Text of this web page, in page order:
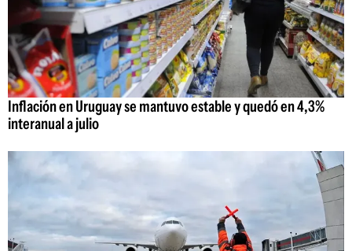
Inflación en Uruguay se mantuvo estable y quedó en 4,3%
interanual a julio